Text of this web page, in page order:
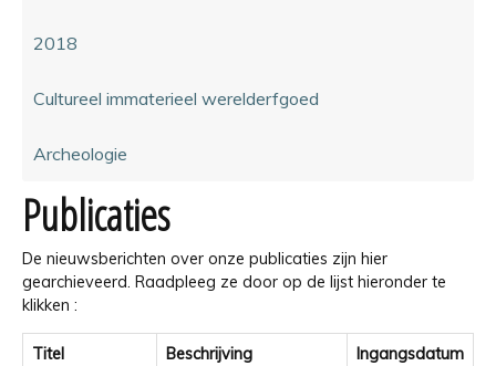
2018
Cultureel immaterieel werelderfgoed
Archeologie
Publicaties
De nieuwsberichten over onze publicaties zijn hier
gearchieveerd. Raadpleeg ze door op de lijst hieronder te
klikken :
Titel Beschrijving Ingangsdatum